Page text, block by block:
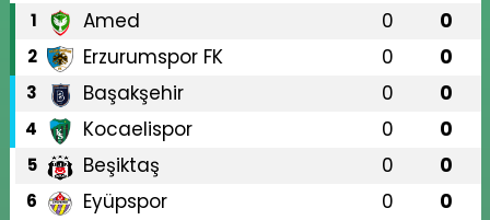
1 Amed 0 0
2 Erzurumspor FK 0 0
3 Başakşehir 0 0
4 Kocaelispor 0 0
5 Beşiktaş 0 0
6 Eyüpspor 0 0